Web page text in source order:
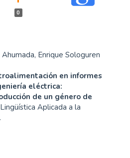
0
Enrique Sologuren
en informes
eléctrica:
de un género de
Aplicada a la